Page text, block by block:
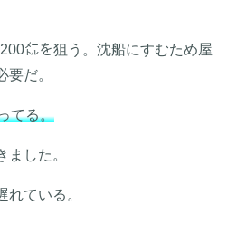
㍍を狙う。沈船にすむため屋
だ。
てる。
ました。
れている。